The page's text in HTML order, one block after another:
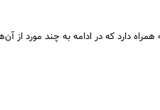
دارد که در ادامه به چند مورد از